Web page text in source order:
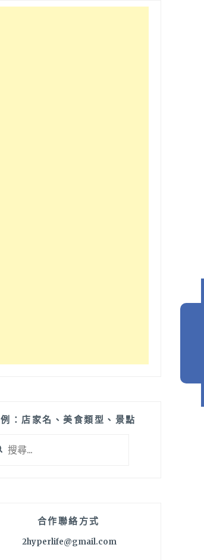
例：店家名、美食類型、景點
合作聯絡方式
2hyperlife@gmail.com